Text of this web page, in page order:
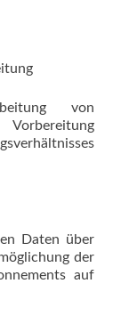
von
Daten über
der
auf